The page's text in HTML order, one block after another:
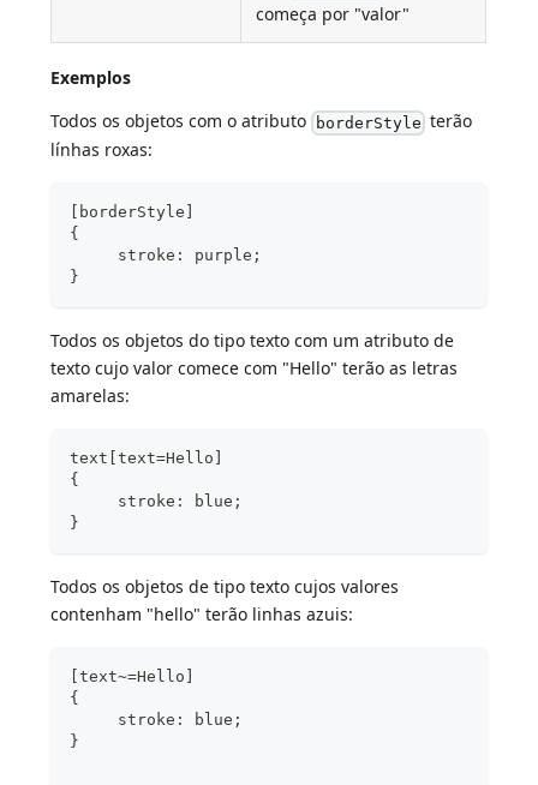
começa por "valor"
Exemplos
Todos os objetos com o atributo borderStyle terão
línhas roxas:
[borderStyle]
{
     stroke: purple;
}
Todos os objetos do tipo texto com um atributo de
texto cujo valor comece com "Hello" terão as letras
amarelas:
text[text=Hello]
{
     stroke: blue;
}
Todos os objetos de tipo texto cujos valores
contenham "hello" terão linhas azuis:
[text~=Hello]
{
     stroke: blue;
}